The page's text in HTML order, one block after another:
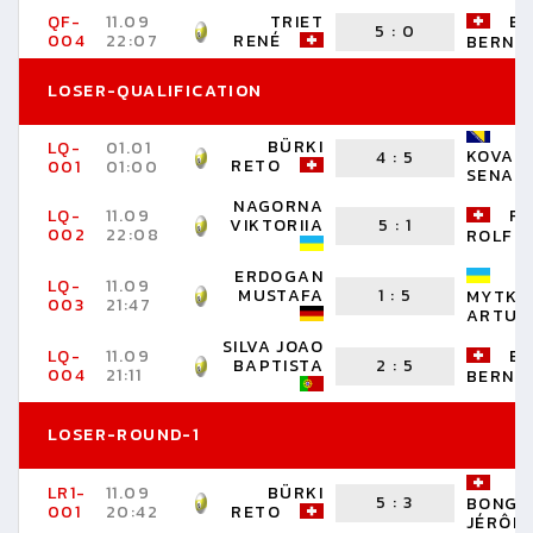
QF-
004
11.09
22:07
TRIET
RENÉ 5 : 0
LOSER-QUALIFICATION
LQ-
001
01.01
01:00
BÜRKI
RETO 4 : 5
SENAD
LQ-
002
11.09
22:08
NAGORNA
VIKTORIIA 5 : 1
ROLF
LQ-
003
11.09
21:47
ERDOGAN
MUSTAFA 1 : 5 MYTKO
ARTUR
LQ-
004
11.09
21:11
SILVA JOAO
BAPTISTA 2 : 5
LOSER-ROUND-1
LR1-
001
11.09
20:42
BÜRKI
RETO 5 :3